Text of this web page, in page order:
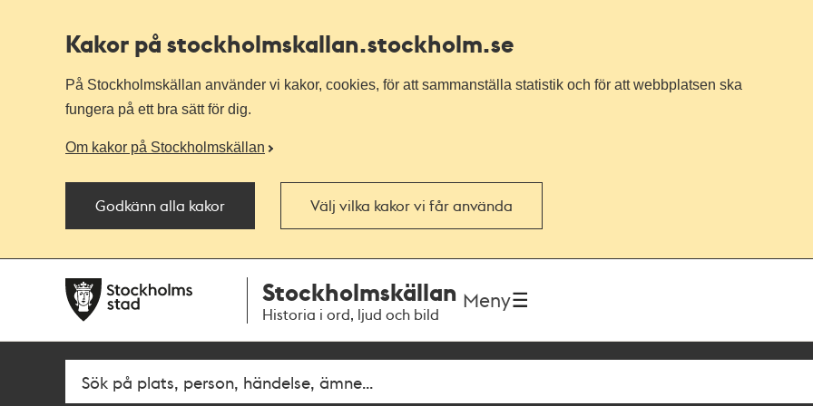
Kakor på stockholmskallan.stockholm.se
På Stockholmskällan använder vi kakor, cookies, för att sammanställa statistik och för att webbplatsen ska
fungera på ett bra sätt för dig.
Om kakor på Stockholmskällan
Godkänn alla kakor Välj vilka kakor vi får använda
navigationen
huvudinnehållet
Stockholmskällan
Historia i ord, ljud och bild
Meny
SökFritextsök